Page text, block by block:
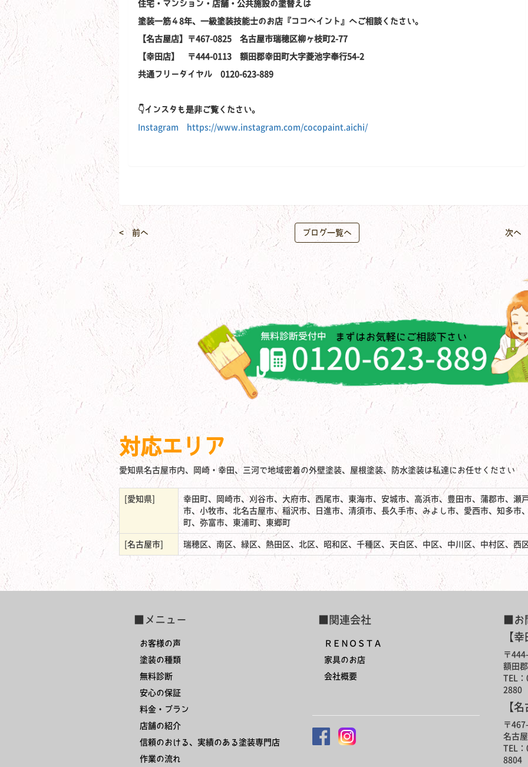
住宅・マンション・店舗・公共施設の塗替えは
塗装一筋４8年、一級塗装技能士のお店『ココペイント』へご相談ください。
【名古屋店】〒467-0825 名古屋市瑞穂区柳ヶ枝町2-77
【幸田店】 〒444-0113 額田郡幸田町大字菱池字奉行54-2
共通フリーダイヤル 0120-623-889
👇インスタも是非ご覧ください。
Instagram https://www.instagram.com/cocopaint.aichi/
< 前へ ブログ一覧へ 次へ
対応エリア
愛知県名古屋市内、岡崎・幸田、三河で地域密着の外壁塗装、屋根塗装、防水塗装は私達にお任せください
[愛知県]
幸田町、岡崎市、刈谷市、大府市、西尾市、東海市、安城市、高浜市、豊田市、蒲郡市、瀬
市、小牧市、北名古屋市、稲沢市、日進市、清須市、長久手市、みよし市、愛西市、知多市
町、弥富市、東浦町、東郷町
[名古屋市] 瑞穂区、南区、緑区、熱田区、北区、昭和区、千種区、天白区、中区、中川区、中村区、西
■メニュー
お客様の声
塗装の種類
無料診断
安心の保証
料金・プラン
店舗の紹介
信頼のおける、実績のある塗装専門店
作業の流れ
■関連会社
ＲＥＮＯＳＴＡ
家具のお店
会社概要
■お
【
〒
額田
TEL
2880
【
〒
名古
TEL
8804